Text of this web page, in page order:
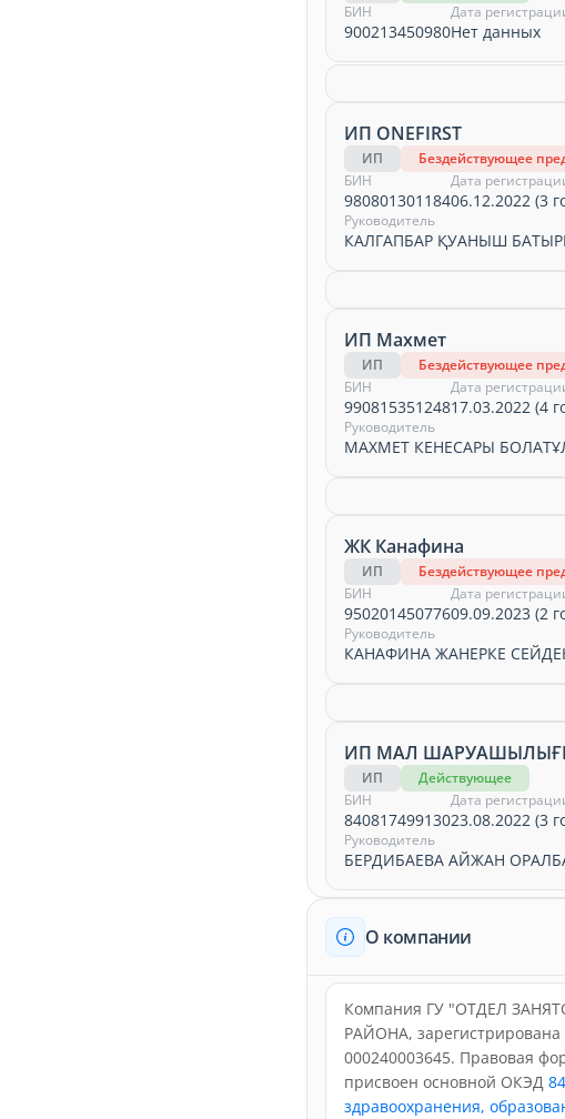
БИН
900213450980
Дата
Нет данных
ИП ONEFIRST
ИП
Бездействующее
БИН
980801301184
Дата
06.12.2022 (3
Руководитель
КАЛГАПБАР ҚУАНЫШ
ИП Махмет
ИП
Бездействующее
БИН
990815351248
Дата
17.03.2022 (4
Руководитель
МАХМЕТ КЕНЕСАРЫ
ЖК Канафина
ИП
Бездействующее
БИН
950201450776
Дата
09.09.2023 (2
Руководитель
КАНАФИНА ЖАНЕРКЕ
ИП МАЛ
ИП
Действующее
БИН
840817499130
Дата
23.08.2022 (3
Руководитель
БЕРДИБАЕВА АЙЖАН
О компании
Компания ГУ "ОТДЕЛ
РАЙОНА, зарегистрирована
000240003645. Правовая
присвоен основной ОКЭД
здравоохранения,